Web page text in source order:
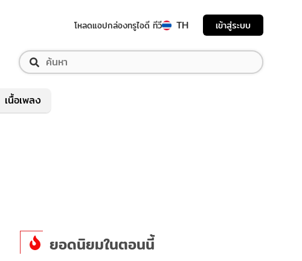
โหลดแอปกล่องทรูไอดี ทีวี TH เข้าสู่ระบบ
เนื้อเพลง
ยอดนิยมในตอนนี้